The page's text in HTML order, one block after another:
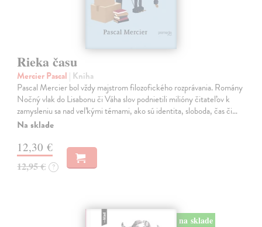
Rieka času
Mercier Pascal | Kniha
Pascal Mercier bol vždy majstrom filozofického rozprávania. Romány
Nočný vlak do Lisabonu či Váha slov podnietili milióny čitateľov k
zamysleniu sa nad veľkými témami, ako sú identita, sloboda, čas či…
Na sklade
12,30 €
12,95 € ?
na sklade